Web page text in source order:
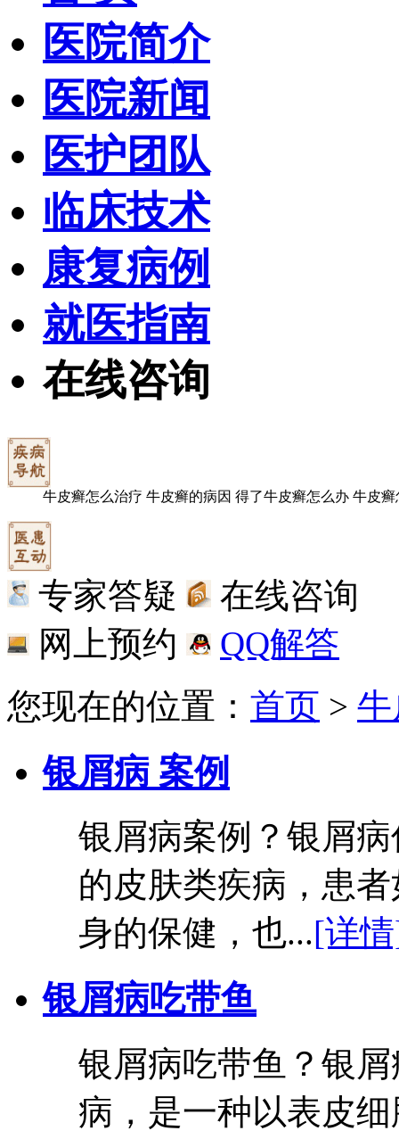
医院简介
医院新闻
医护团队
临床技术
康复病例
就医指南
在线咨询
牛皮癣怎么治疗 牛皮癣的病因 得了牛皮癣怎么办 牛皮癣
专家答疑
在线咨询
网上预约
QQ解答
您现在的位置： 首页 >
银屑病 案例
银屑病案例？银屑
的皮肤类疾病，患
身的保健，也...[详
银屑病吃带鱼
银屑病吃带鱼？银
病，是一种以表皮